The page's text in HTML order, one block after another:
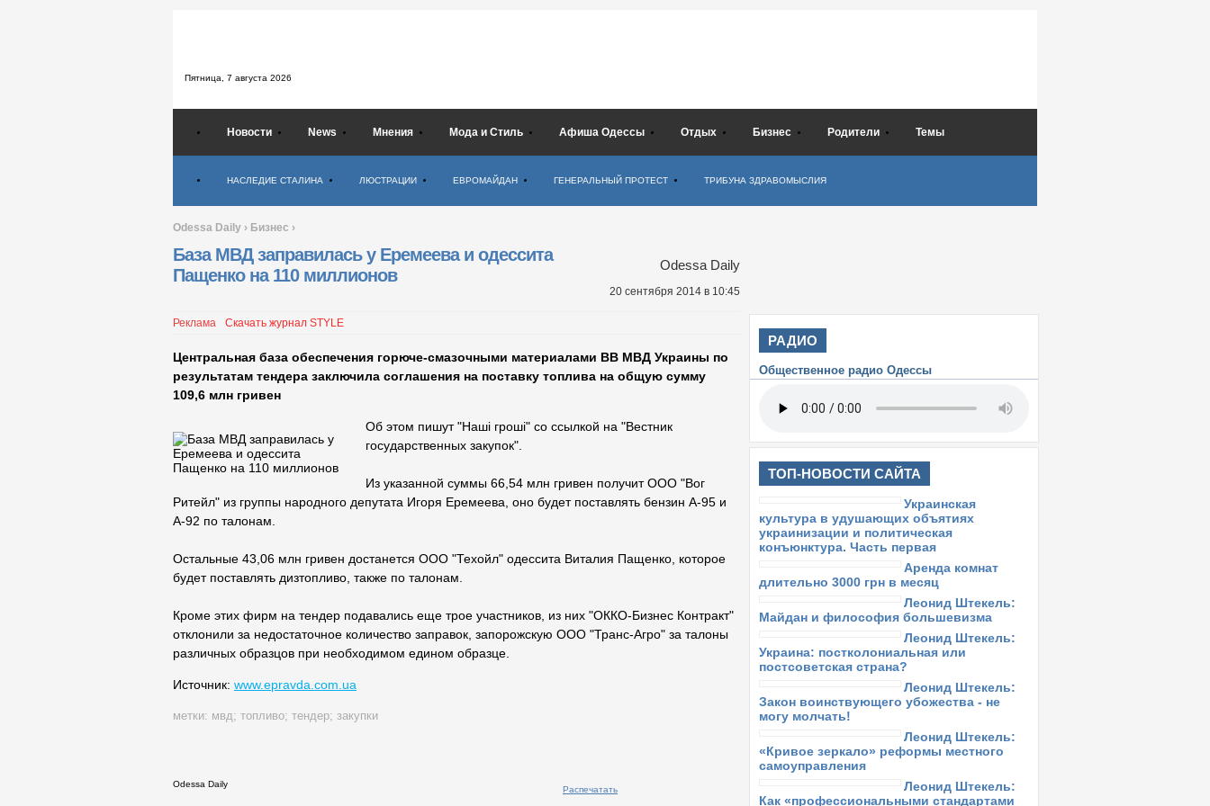
Пятница, 7 августа 2026
Новости News Мнения Мода и Стиль Афиша Одессы Отдых Бизнес Родители Темы
НАСЛЕДИЕ СТАЛИНА ЛЮСТРАЦИИ ЕВРОМАЙДАН ГЕНЕРАЛЬНЫЙ ПРОТЕСТ ТРИБУНА ЗДРАВОМЫСЛИЯ
Odessa Daily › Бизнес ›
База МВД заправилась у Еремеева и одессита
Пащенко на 110 миллионов
Odessa Daily
20 сентября 2014 в 10:45
Реклама Скачать журнал STYLE
Центральная база обеспечения горюче-смазочными материалами ВВ МВД Украины по
результатам тендера заключила соглашения на поставку топлива на общую сумму
109,6 млн гривен
Об этом пишут "Наші гроші" со ссылкой на "Вестник
государственных закупок".
Из указанной суммы 66,54 млн гривен получит ООО "Вог
Ритейл" из группы народного депутата Игоря Еремеева, оно будет поставлять бензин А-95 и
А-92 по талонам.
Остальные 43,06 млн гривен достанется ООО "Техойл" одессита Виталия Пащенко, которое
будет поставлять дизтопливо, также по талонам.
Кроме этих фирм на тендер подавались еще трое участников, из них "ОККО-Бизнес Контракт"
отклонили за недостаточное количество заправок, запорожскую ООО "Транс-Агро" за талоны
различных образцов при необходимом едином образце.
Источник: www.epravda.com.ua
метки: мвд; топливо; тендер; закупки
Odessa Daily
РАДИО
Общественное радио Одессы
ТОП-НОВОСТИ САЙТА
Украинская
культура в
удушающих
объятиях
украинизации и
политическая
конъюнктура.
Часть первая
Аренда комнат
длительно 3000
грн в месяц
Леонид Штекель:
Майдан и
большевизма
Леонид Штекель:
постколониальная
или постсоветская